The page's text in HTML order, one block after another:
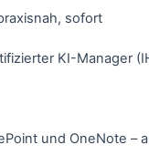
sofort
KI-Manager
und OneNote –